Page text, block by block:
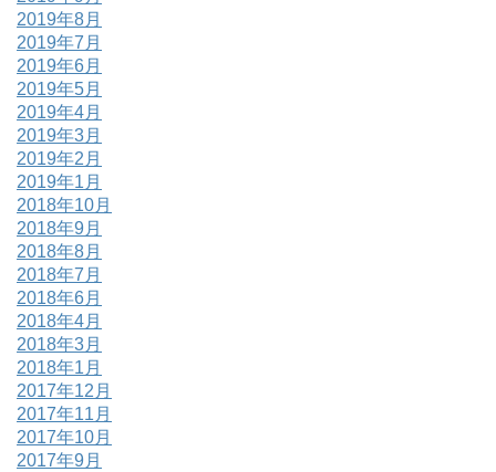
2019年8月
2019年7月
2019年6月
2019年5月
2019年4月
2019年3月
2019年2月
2019年1月
2018年10月
2018年9月
2018年8月
2018年7月
2018年6月
2018年4月
2018年3月
2018年1月
2017年12月
2017年11月
2017年10月
2017年9月